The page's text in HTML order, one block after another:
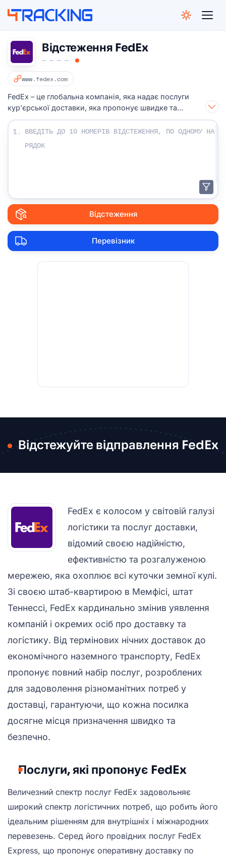
Відстеження FedEx
www.fedex.com
FedEx – це глобальна компанія, яка надає послуги
кур’єрської доставки, яка пропонує швидке та
надійне відстеження відправлень.
Введіть свої номери відстеження:
1.
Відстеження
Перевізник
Відстежуйте відправлення FedEx
FedEx є колосом у світовій галузі
логістики та послуг доставки,
відомий своєю надійністю,
ефективністю та розгалуженою
мережею, яка охоплює всі куточки земної кулі.
Зі своєю штаб-квартирою в Мемфісі, штат
Теннессі, FedEx кардинально змінив уявлення
компаній і окремих осіб про доставку та
логістику. Від термінових нічних доставок до
економічного наземного транспорту, FedEx
пропонує повний набір послуг, розроблених
для задоволення різноманітних потреб у
доставці, гарантуючи, що кожна посилка
досягне місця призначення швидко та
безпечно.
Послуги, які пропонує FedEx
Величезний спектр послуг FedEx задовольняє
широкий спектр логістичних потреб, що робить його
ідеальним рішенням для внутрішніх і міжнародних
перевезень. Серед його провідних послуг FedEx
Express, що пропонує оперативну доставку по